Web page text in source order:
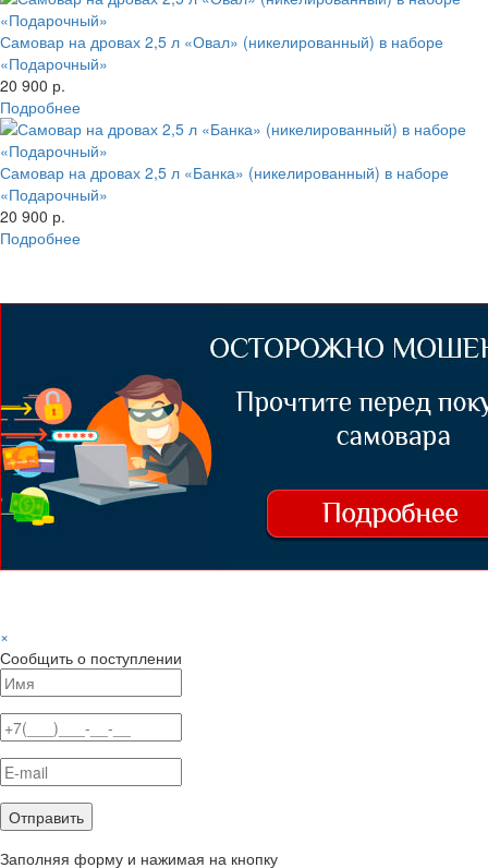
Самовар на дровах 2,5 л «Овал» (никелированный) в наборе
«Подарочный»
20 900 р.
Подробнее
Самовар на дровах 2,5 л «Банка» (никелированный) в наборе
«Подарочный»
20 900 р.
Подробнее
×
Сообщить о поступлении
Заполняя форму и нажимая на кнопку